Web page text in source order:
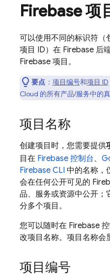
Firebase 项
可以使用不同的标识符（
项目 ID）在 Firebase 后
Firebase 项目。
要点 ： 项目编号和项目 ID
Cloud 的所有产品/服务中的真
项目名称
创建项目时，您需要提供
目在 Firebase 控制台 、
Firebase CLI 中的名称，
会在任何公开可见的
品、服务或资源中公开；
分多个项目。
您可以随时在 Firebase
改项目名称。项目名称会
项目编号